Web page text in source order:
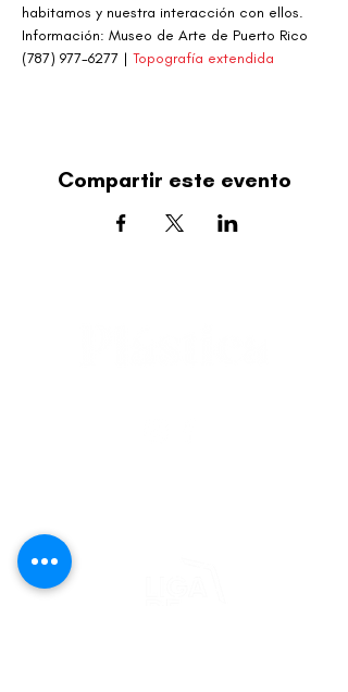
habitamos y nuestra interacción con ellos.
Información: Museo de Arte de Puerto Rico
(787) 977-6277 | Topografía extendida
Compartir este evento